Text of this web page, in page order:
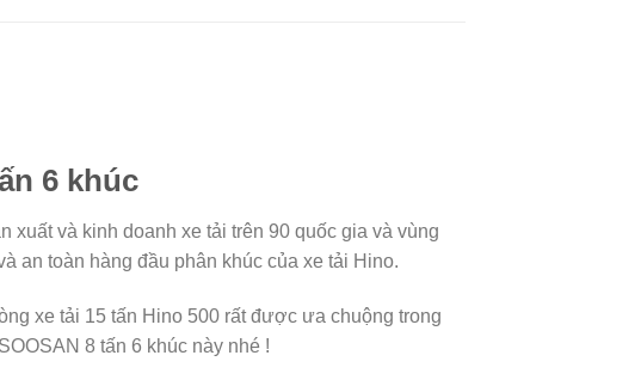
6 khúc
xuất và kinh doanh xe tải trên 90 quốc gia và vùng
an toàn hàng đầu phân khúc của xe tải Hino.
xe tải 15 tấn Hino 500 rất được ưa chuộng trong
8 tấn 6 khúc này nhé !